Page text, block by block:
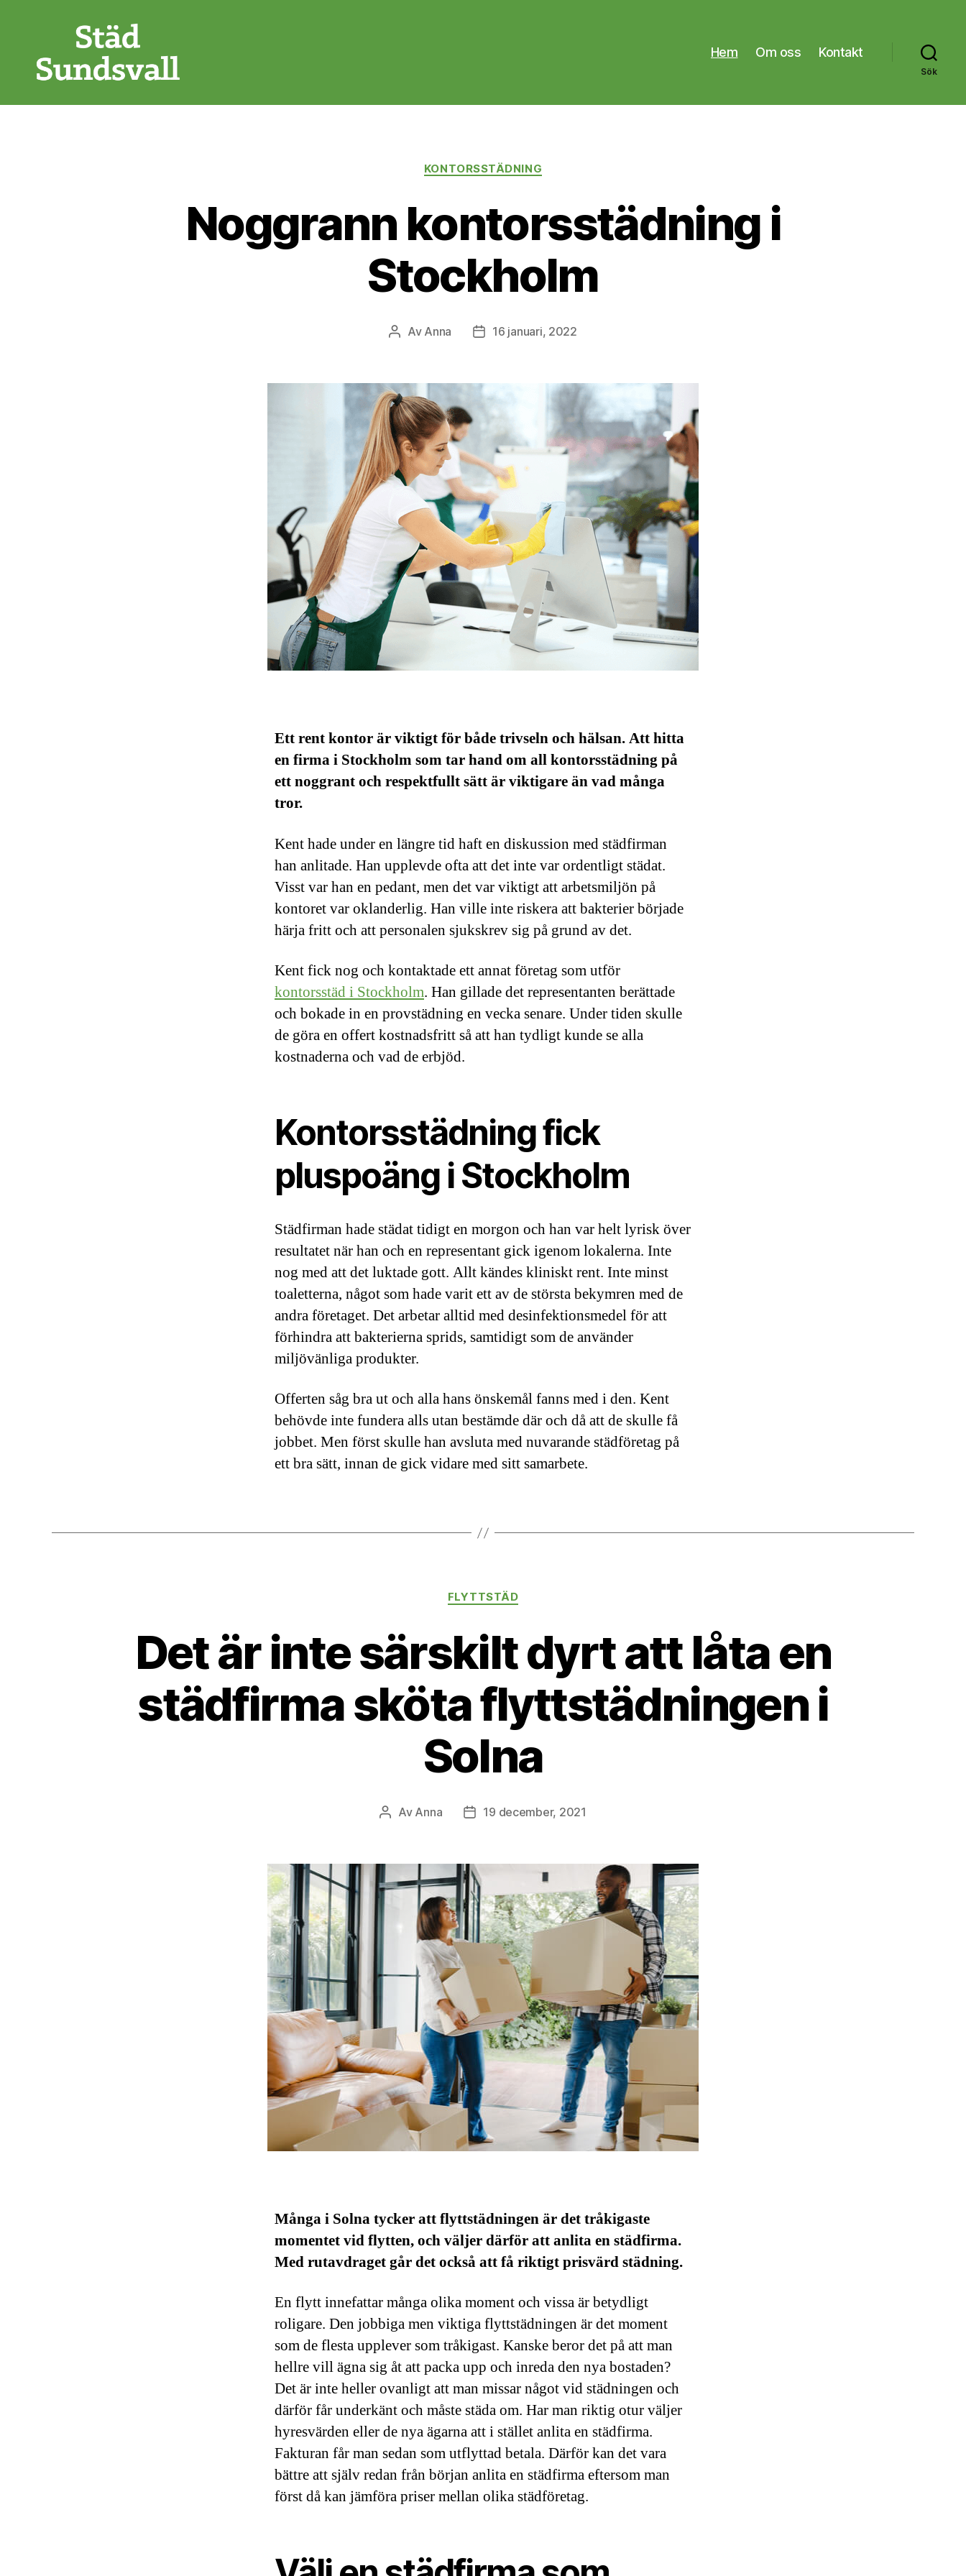
Städ
Sundsvall
Hem Om oss Kontakt
Sök
Kategorier
KONTORSSTÄDNING
Noggrann kontorsstädning i
Stockholm
Inläggsförfattare
Av Anna Inläggsdatum
16 januari, 2022
Ett rent kontor är viktigt för både trivseln och hälsan. Att hitta
en firma i Stockholm som tar hand om all kontorsstädning på
ett noggrant och respektfullt sätt är viktigare än vad många
tror.
Kent hade under en längre tid haft en diskussion med städfirman
han anlitade. Han upplevde ofta att det inte var ordentligt städat.
Visst var han en pedant, men det var viktigt att arbetsmiljön på
kontoret var oklanderlig. Han ville inte riskera att bakterier började
härja fritt och att personalen sjukskrev sig på grund av det.
Kent fick nog och kontaktade ett annat företag som utför
kontorsstäd i Stockholm. Han gillade det representanten berättade
och bokade in en provstädning en vecka senare. Under tiden skulle
de göra en offert kostnadsfritt så att han tydligt kunde se alla
kostnaderna och vad de erbjöd.
Kontorsstädning fick
pluspoäng i Stockholm
Städfirman hade städat tidigt en morgon och han var helt lyrisk över
resultatet när han och en representant gick igenom lokalerna. Inte
nog med att det luktade gott. Allt kändes kliniskt rent. Inte minst
toaletterna, något som hade varit ett av de största bekymren med de
andra företaget. Det arbetar alltid med desinfektionsmedel för att
förhindra att bakterierna sprids, samtidigt som de använder
miljövänliga produkter.
Offerten såg bra ut och alla hans önskemål fanns med i den. Kent
behövde inte fundera alls utan bestämde där och då att de skulle få
jobbet. Men först skulle han avsluta med nuvarande städföretag på
ett bra sätt, innan de gick vidare med sitt samarbete.
Kategorier
FLYTTSTÄD
Det är inte särskilt dyrt att låta en
städfirma sköta flyttstädningen i
Solna
Inläggsförfattare
Av Anna Inläggsdatum
19 december, 2021
Många i Solna tycker att flyttstädningen är det tråkigaste
momentet vid flytten, och väljer därför att anlita en städfirma.
Med rutavdraget går det också att få riktigt prisvärd städning.
En flytt innefattar många olika moment och vissa är betydligt
roligare. Den jobbiga men viktiga flyttstädningen är det moment
som de flesta upplever som tråkigast. Kanske beror det på att man
hellre vill ägna sig åt att packa upp och inreda den nya bostaden?
Det är inte heller ovanligt att man missar något vid städningen och
därför får underkänt och måste städa om. Har man riktig otur väljer
hyresvärden eller de nya ägarna att i stället anlita en städfirma.
Fakturan får man sedan som utflyttad betala. Därför kan det vara
bättre att själv redan från början anlita en städfirma eftersom man
först då kan jämföra priser mellan olika städföretag.